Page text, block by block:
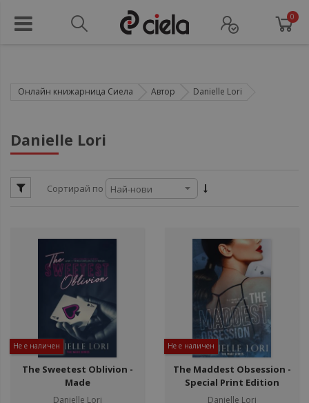
0
Онлайн книжарница Сиела Автор Danielle Lori
Danielle Lori
Сортирай по
Не е наличен
The Sweetest Oblivion -
Made
Danielle Lori
Не е наличен
The Maddest Obsession -
Special Print Edition
Danielle Lori